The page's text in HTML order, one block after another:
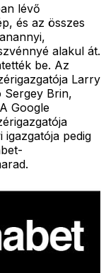
lévő
és az összes
alakul át.
be. Az
Larry
Sergey Brin,
Google
pedig